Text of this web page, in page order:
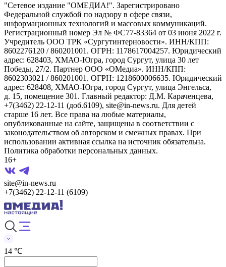
"Сетевое издание "ОМЕДИА!". Зарегистрировано
Федеральной службой по надзору в сфере связи,
информационных технологий и массовых коммуникаций.
Регистрационный номер Эл № ФС77-83364 от 03 июня 2022 г.
Учредитель ООО ТРК «Сургутинтерновости». ИНН/КПП:
8602276120 / 860201001. ОГРН: 1178617004257. Юридический
адрес: 628403, ХМАО-Югра, город Сургут, улица 30 лет
Победы, 27/2. Партнер ООО «ОМедиа». ИНН/КПП:
8602303021 / 860201001. ОГРН: 1218600006635. Юридический
адрес: 628408, ХМАО-Югра, город Сургут, улица Энгельса,
д. 15, помещение 301. Главный редактор: Д.М. Караченцева,
+7(3462) 22-12-11 (доб.6109), site@in-news.ru. Для детей
старше 16 лет. Все права на любые материалы,
опубликованные на сайте, защищены в соответствии с
законодательством об авторском и смежных правах. При
использовании активная ссылка на источник обязательна.
Политика обработки персональных данных.
16+
site@in-news.ru
+7(3462) 22-12-11 (6109)
14 ℃